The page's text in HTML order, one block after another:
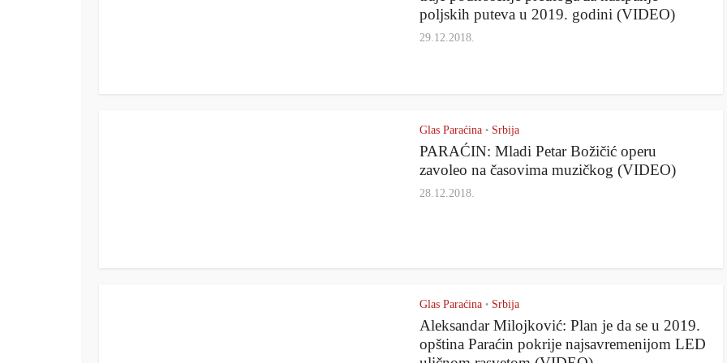
poljskih puteva u 2019. godini (VIDEO)
29.12.2018.
Glas Paraćina • Srbija
PARAĆIN: Mladi Petar Božičić operu
zavoleo na časovima muzičkog (VIDEO)
28.12.2018.
Glas Paraćina • Srbija
Aleksandar Milojković: Plan je da se u 2019.
opština Paraćin pokrije najsavremenijom LED